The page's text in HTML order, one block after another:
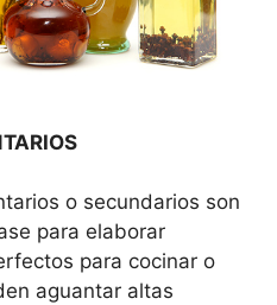
o secundarios son
para elaborar
para cocinar o
aguantar altas